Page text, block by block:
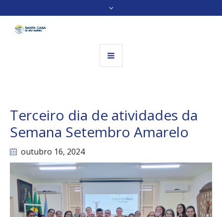
Terceiro dia de atividades da
Semana Setembro Amarelo
outubro 16, 2024